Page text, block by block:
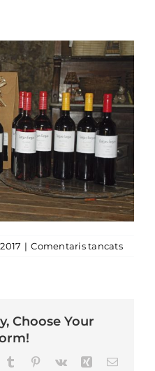
| Comentaris tancatsa
Choose Your
TumblrPinterest
Vk XingEmail